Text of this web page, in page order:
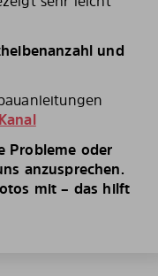
und
Probleme oder
anzusprechen.
mit – das hilft